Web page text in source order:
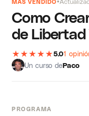
MÁS VENDIDO
Como
de
★ ★ ★ ★ ★5.01
Un curso dePaco
PROGRAMA